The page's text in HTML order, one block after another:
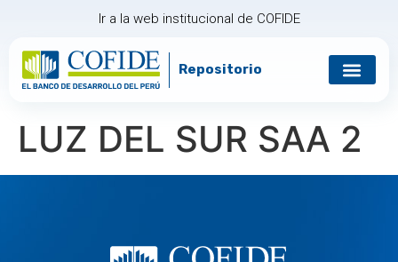
Ir a la web institucional de COFIDE
Repositorio
LUZ DEL SUR SAA 2